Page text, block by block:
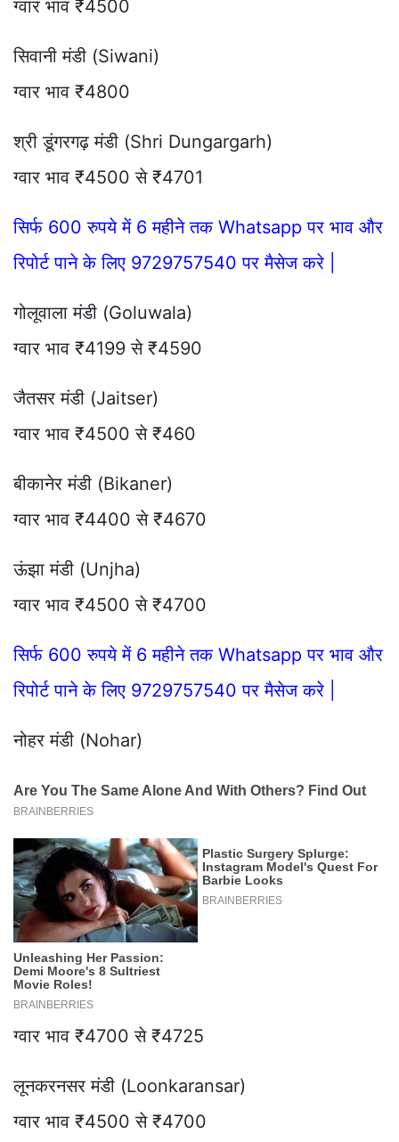
ग्वार भाव ₹4500
सिवानी मंडी (Siwani)
ग्वार भाव ₹4800
श्री डूंगरगढ़ मंडी (Shri Dungargarh)
ग्वार भाव ₹4500 से ₹4701
सिर्फ 600 रुपये में 6 महीने तक Whatsapp पर भाव और
रिपोर्ट पाने के लिए 9729757540 पर मैसेज करे |
गोलूवाला मंडी (Goluwala)
ग्वार भाव ₹4199 से ₹4590
जैतसर मंडी (Jaitser)
ग्वार भाव ₹4500 से ₹460
बीकानेर मंडी (Bikaner)
ग्वार भाव ₹4400 से ₹4670
ऊंझा मंडी (Unjha)
ग्वार भाव ₹4500 से ₹4700
सिर्फ 600 रुपये में 6 महीने तक Whatsapp पर भाव और
रिपोर्ट पाने के लिए 9729757540 पर मैसेज करे |
नोहर मंडी (Nohar)
ग्वार भाव ₹4700 से ₹4725
लूनकरनसर मंडी (Loonkaransar)
ग्वार भाव ₹4500 से ₹4700